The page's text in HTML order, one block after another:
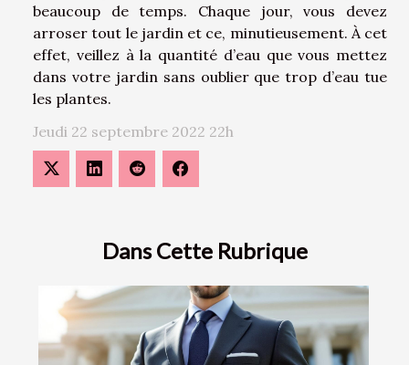
Dans Cette Rubrique
beaucoup de temps. Chaque jour, vous devez
arroser tout le jardin et ce, minutieusement. À cet
effet, veillez à la quantité d’eau que vous mettez
dans votre jardin sans oublier que trop d’eau tue
les plantes.
Jeudi 22 septembre 2022 22h